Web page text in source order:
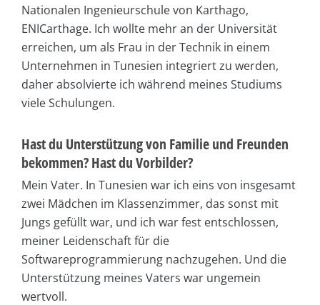
Nationalen Ingenieurschule von Karthago,
ENICarthage. Ich wollte mehr an der Universität
erreichen, um als Frau in der Technik in einem
Unternehmen in Tunesien integriert zu werden,
daher absolvierte ich während meines Studiums
viele Schulungen.
Hast du Unterstützung von Familie und Freunden
bekommen? Hast du Vorbilder?
Mein Vater. In Tunesien war ich eins von insgesamt
zwei Mädchen im Klassenzimmer, das sonst mit
Jungs gefüllt war, und ich war fest entschlossen,
meiner Leidenschaft für die
Softwareprogrammierung nachzugehen. Und die
Unterstützung meines Vaters war ungemein
wertvoll.